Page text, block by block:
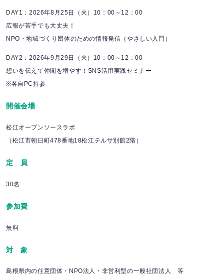
DAY1：2026年8月25日（火）10：00～12：00
広報が苦手でも大丈夫！
NPO・地域づくり団体のための情報発信（やさしい入門）
DAY2：2026年9月29日（火）10：00～12：00
想いを伝えて仲間を増やす！SNS活用実践セミナー
※各自PC持参
開催会場
松江オープンソースラボ
（松江市朝日町478番地18松江テルサ別館2階）
定 員
30名
参加費
無料
対 象
島根県内の任意団体・NPO法人・非営利型の一般社団法人 等